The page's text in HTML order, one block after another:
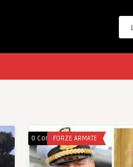
0 CommentsFORZE ARMATE